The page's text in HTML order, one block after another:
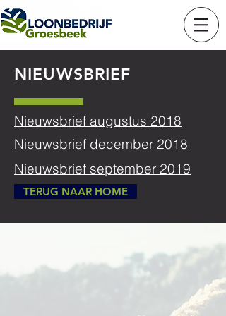
NIEUWSBRIEF
Nieuwsbrief augustus 2018
TERUG NAAR HOME
Nieuwsbrief december 2018
Nieuwsbrief september 2019